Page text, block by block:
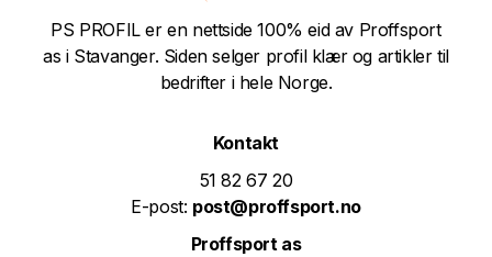
PS PROFIL er en nettside 100% eid av Proffsport
as i Stavanger. Siden selger profil klær og artikler til
bedrifter i hele Norge.
Kontakt
51 82 67 20
E-post: post@proffsport.no
Proffsport as